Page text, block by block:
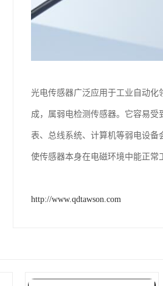
光电传感器广泛应用于工业自动化
成，属弱电检测传感器。它容易
表、总线系统、计算机等弱电设
使传感器本身在电磁环境中能正常
http://www.qdtawson.com